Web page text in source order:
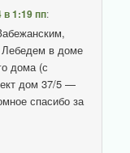
в 1:19 пп:
в доме
дома (с
дом 37/5 —
спасибо за